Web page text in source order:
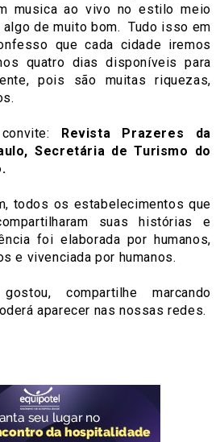
musica ao vivo no estilo meio
de muito bom. Tudo isso em
que cada cidade iremos
quatro dias disponíveis para
pois são muitas riquezas,
Revista Prazeres da
Secretária de Turismo do
todos os estabelecimentos que
suas histórias e
foi elaborada por humanos,
e vivenciada por humanos.
compartilhe marcando
aparecer nas nossas redes.